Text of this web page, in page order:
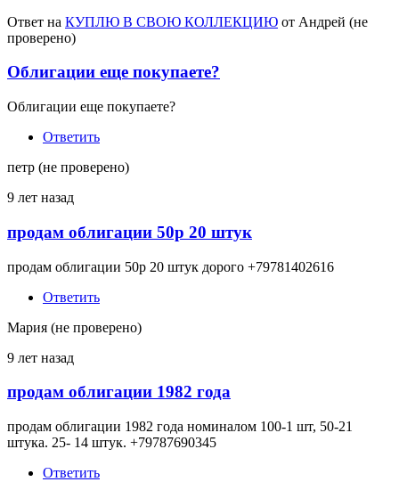
Ответ на КУПЛЮ В СВОЮ КОЛЛЕКЦИЮ от Андрей (не
проверено)
Облигации еще покупаете?
Облигации еще покупаете?
Ответить
петр (не проверено)
9 лет назад
продам облигации 50р 20 штук
продам облигации 50р 20 штук дорого +79781402616
Ответить
Мария (не проверено)
9 лет назад
продам облигации 1982 года
продам облигации 1982 года номиналом 100-1 шт, 50-21
штука. 25- 14 штук. +79787690345
Ответить